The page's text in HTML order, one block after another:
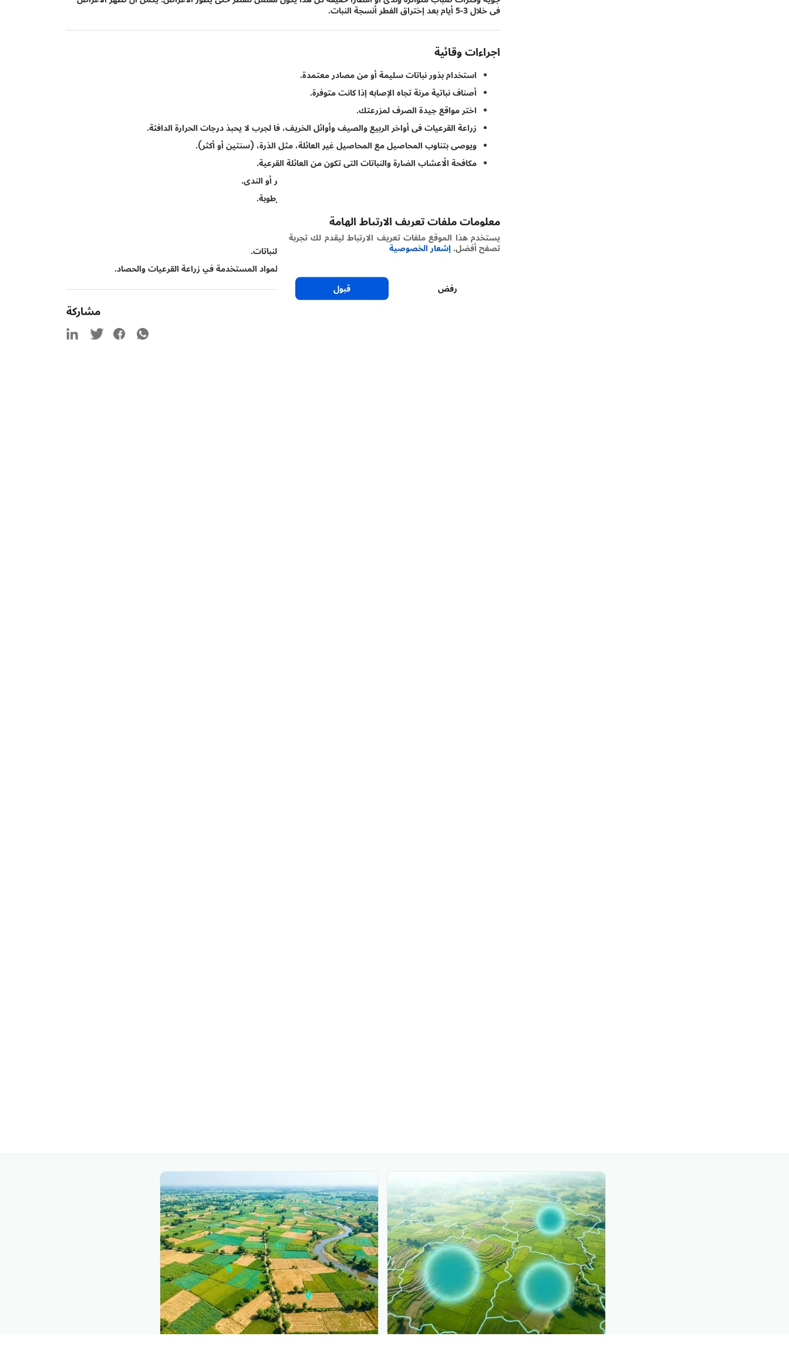
فى خلال 3-5 أيام بعد إختراق الفطر أنسجة النبات.
اجراءات وقائية
استخدام بذور نباتات سليمة أو من مصادر معتمدة.
أصناف نباتية مرنة تجاه الإصابه إذا كانت متوفرة.
اختر مواقع جيدة الصرف لمزرعتك.
زراعة القرعيات فى أواخر الربيع والصيف وأوائل الخريف، فا لجرب لا يحبذ درجات الحرارة الدافئة.
ويوصى بتناوب المحاصيل مع المحاصيل غير العائلة، مثل الذرة، (سنتين أو أكثر).
مكافحة الأعشاب الضارة والنباتات التى تكون من العائلة القرعية.
لاينصح بالعمل في الحقل عندما تكون النباتات مبللة بالمطر أو الندى.
ضمان مساحة كافية وتهوية جيدة بين النباتات للحد من الرطوبة.
لاتسرف فى الماء وتجنب الري بالرش.
مراقبة النباتات بانتظام للأعراض.
إزالة والتخلص من (حرق أو دفن) النباتات المصابة وبقايا النباتات.
تطهير الأواني وأصص الزراعة وكذلك غيرها من الأدوات والمواد المستخدمة في زراعة القرعيات والحصاد.
مشاركة
معلومات ملفات تعريف الارتباط الهامة
يستخدم هذا الموقع ملفات تعريف الارتباط ليقدم لك تجربة
تصفح أفضل. إشعار الخصوصية
رفض قبول